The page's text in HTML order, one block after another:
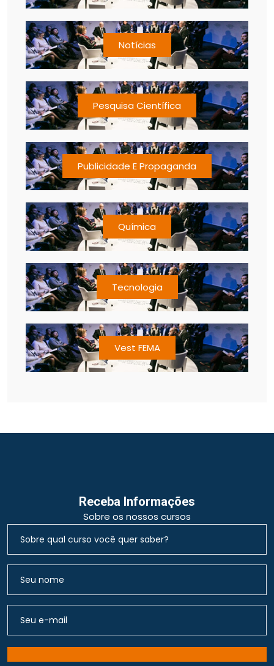
Notícias
Pesquisa Científica
Publicidade E Propaganda
Química
Tecnologia
Vest FEMA
Receba Informações
Sobre os nossos cursos